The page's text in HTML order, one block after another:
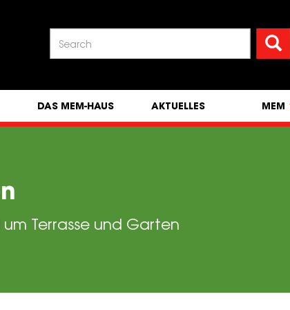
DAS MEM-HAUS AKTUELLES MEM
um Terrasse und Garten